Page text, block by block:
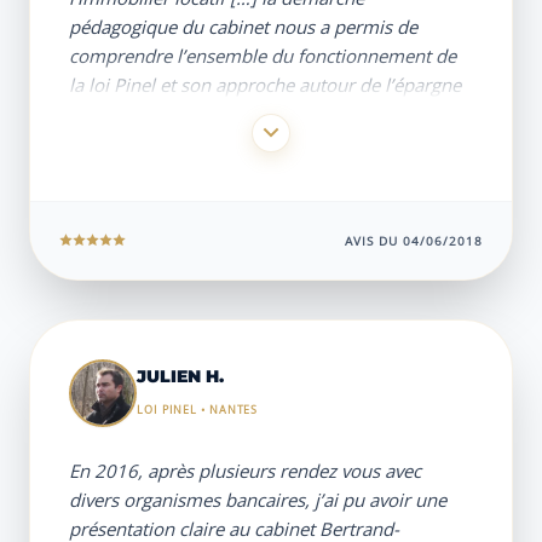
pédagogique du cabinet nous a permis de
comprendre l’ensemble du fonctionnement de
la loi Pinel et son approche autour de l’épargne
nous a convaincu […] Le suivi de son équipe à
distance nous a permis de bien suivre le projet.
AVIS DU 04/06/2018
JULIEN H.
LOI PINEL • NANTES
En 2016, après plusieurs rendez vous avec
divers organismes bancaires, j’ai pu avoir une
présentation claire au cabinet Bertrand-